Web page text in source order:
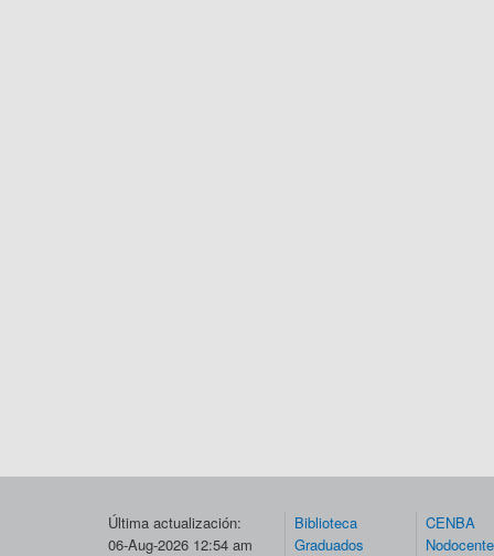
Última actualización:
06-Aug-2026 12:54 am
Biblioteca
Graduados
CENBA